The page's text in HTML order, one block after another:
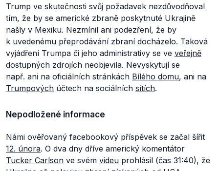
Trump ve skutečnosti svůj požadavek nezdůvodňoval
tím, že by se americké zbraně poskytnuté Ukrajině
našly v Mexiku. Nezmínil ani podezření, že by
k uvedenému přeprodávání zbraní docházelo. Taková
vyjádření Trumpa či jeho administrativy se ve veřejně
dostupných zdrojích neobjevila. Nevyskytují se
např. ani na oficiálních stránkách Bílého domu, ani na
Trumpových účtech na sociálních sítích.
Nepodložené informace
Námi ověřovaný facebookový příspěvek se začal šířit
12. února. O dva dny dříve americký komentátor
Tucker Carlson ve svém videu prohlásil (čas 31:40), že